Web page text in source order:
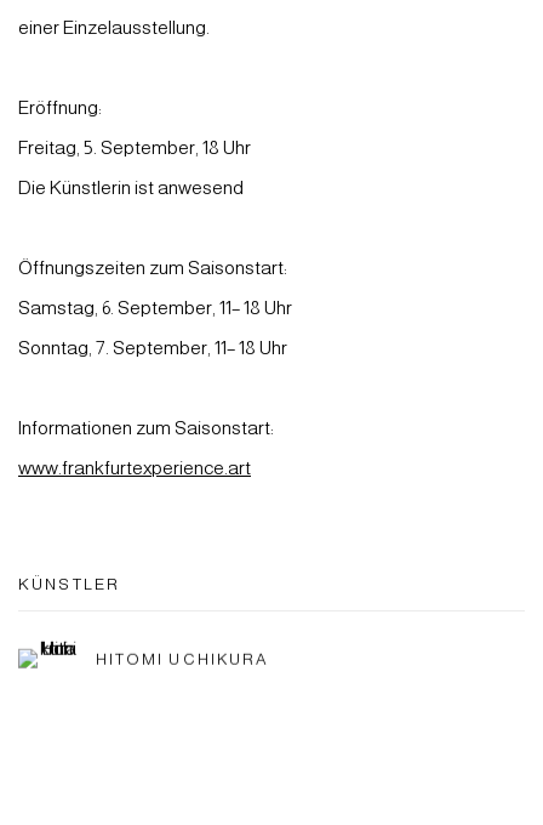
einer Einzelausstellung.
Eröffnung:
Freitag, 5. September, 18 Uhr
Die Künstlerin ist anwesend
Öffnungszeiten zum Saisonstart:
Samstag, 6. September, 11– 18 Uhr
Sonntag, 7. September, 11– 18 Uhr
Informationen zum Saisonstart:
www.frankfurtexperience.art
KÜNSTLER
HITOMI UCHIKURA